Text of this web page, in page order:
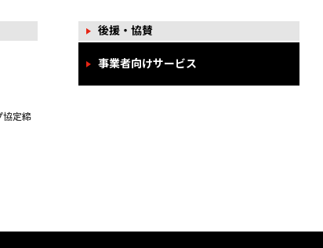
協定締
後援・協賛
事業者向けサービス